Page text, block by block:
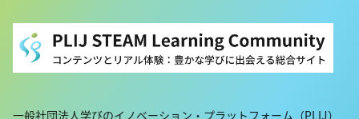
一般社団法人学びのイノベーション・プラットフォーム（PLIJ）